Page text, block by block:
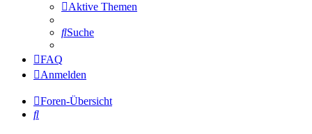
Aktive Themen
Suche
FAQ
Anmelden
Foren-Übersicht
Suche